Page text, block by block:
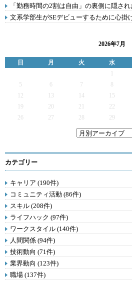
「勤務時間の2割は自由」の裏側に隠さ
文系学部生がSEデビューするために心掛
2026年7月
日 月 火 水
5
6 7
12
13 14 15
19
20 21 22
26
27 28 29
カテゴリー
キャリア (190件)
コミュニティ活動 (86件)
スキル (208件)
ライフハック (97件)
ワークスタイル (140件)
人間関係 (94件)
技術動向 (71件)
業界動向 (123件)
職場 (137件)